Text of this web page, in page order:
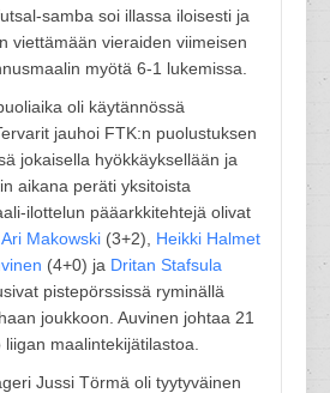
samba soi illassa iloisesti ja
viettämään vieraiden viimeisen
myötä 6-1 lukemissa.
oli käytännössä
jauhoi FTK:n puolustuksen
jokaisella hyökkäyksellään ja
aikana peräti yksitoista
ilottelun pääarkkitehtejä olivat
Ari Makowski (3+2), Heikki Halmet
(4+0) ja Dritan Stafsula
pistepörssissä ryminällä
joukkoon. Auvinen johtaa 21
maalintekijätilastoa.
Jussi Törmä oli tyytyväinen